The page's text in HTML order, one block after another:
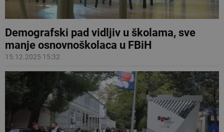
Demografski pad vidljiv u školama, sve
manje osnovnoškolaca u FBiH
15.12.2025 15:32